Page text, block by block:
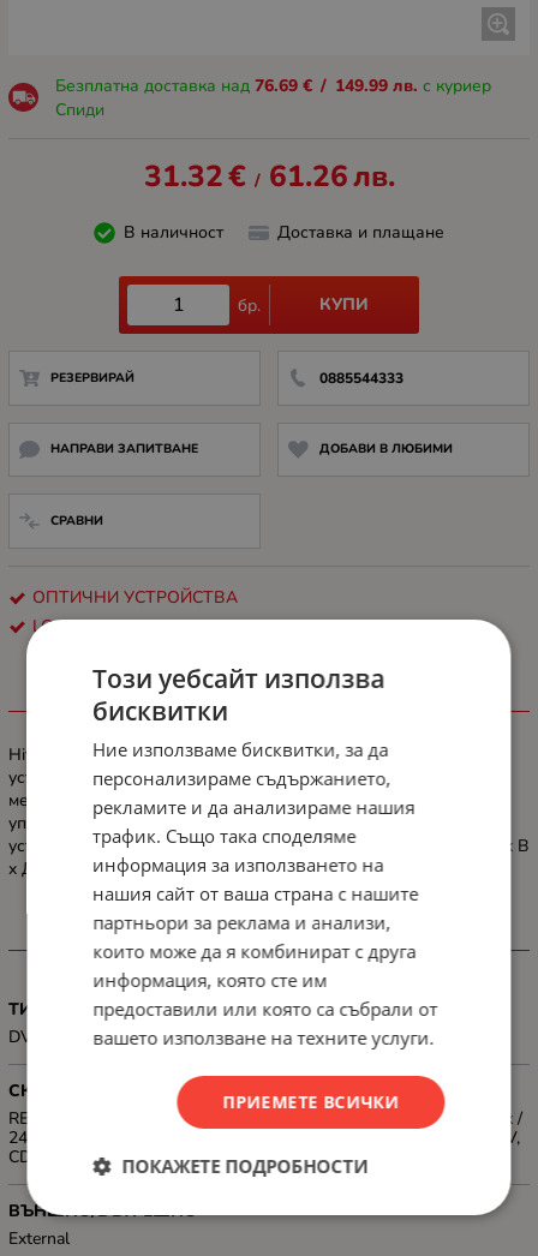
Безплатна доставка над 76.69 € / 149.99 лв. с куриер
Спиди
31.32€ / 61.26лв.
В наличност Доставка и плащане
бр. КУПИ
РЕЗЕРВИРАЙ 0885544333
НАПРАВИ ЗАПИТВАНЕ ДОБАВИ В ЛЮБИМИ
СРАВНИ
ОПТИЧНИ УСТРОЙСТВА
LG
ИНФОРМАЦИЯ
Hitachi-LG GP57EB40 е висококачествено външно оптично
устройство, което ви помага да се насладите на любимото си
медийно съдържание с лекота. То е предназначено за обща
употреба и работи посредством USB 2.0 интерфейс. Това
устройство има леко тегло и следните компактни размери: Ш x В
x Д: 141 x 136.5 x 14 мм.
ХАРАКТЕРИСТИКИ
ТИП
DVD-RW
СКОРОСТ НА ЧЕТЕНЕ/ЗАПИС
READ: DVD-R / RW / ROM 8x / 8x / 8x max, CD-R / RW / ROM 24x /
24x / 24x max.; WRITE: DVD-R (SL / DL) CLV 2x, 4x ZCLV, 6x ZCLV,
CD-R 24x ZCLV
ВЪНШНО/ВЪТРЕШНО
External
Този уебсайт използва
бисквитки
Ние използваме бисквитки, за да
персонализираме съдържанието,
рекламите и да анализираме нашия
трафик. Също така споделяме
информация за използването на
нашия сайт от ваша страна с нашите
партньори за реклама и анализи,
които може да я комбинират с друга
информация, която сте им
предоставили или която са събрали от
вашето използване на техните услуги.
ПРИЕМЕТЕ ВСИЧКИ
ПОКАЖЕТЕ ПОДРОБНОСТИ